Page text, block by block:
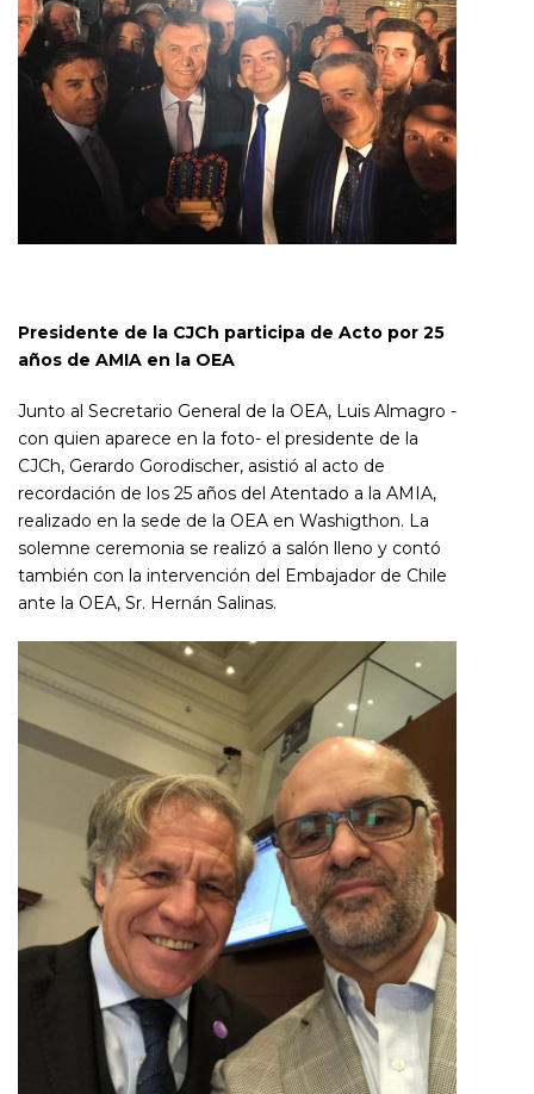
Presidente de la CJCh participa de Acto por 25
años de AMIA en la OEA
Junto al Secretario General de la OEA, Luis Almagro -
con quien aparece en la foto- el presidente de la
CJCh, Gerardo Gorodischer, asistió al acto de
recordación de los 25 años del Atentado a la AMIA,
realizado en la sede de la OEA en Washigthon. La
solemne ceremonia se realizó a salón lleno y contó
también con la intervención del Embajador de Chile
ante la OEA, Sr. Hernán Salinas.